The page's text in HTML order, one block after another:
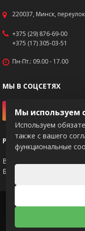
220037, Минск,
+375 (29) 876-69-00
+375 (17) 305-03-51
Пн-Пт.: 09.00 - 17.00
МЫ В СОЦСЕТЯХ
РЕКВИЗИТЫ
Банк: ОАО "Приорбанк",
Использование
Разработка
Мы используем
Используем
также с вашего
функциональные